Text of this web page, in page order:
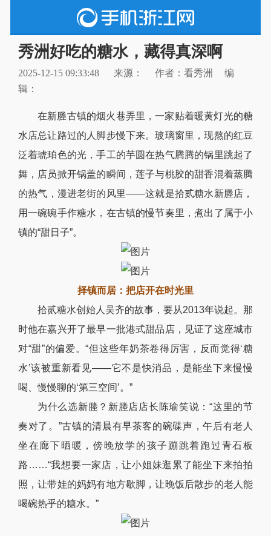
秀洲好吃的糖水，藏得真深啊
2025-12-15 09:33:48 来源： 作者：看秀洲
编
辑：
在新塍古镇的烟火巷弄里，一家贴着暖黄灯光的糖
水店总让路过的人脚步慢下来。玻璃窗里，现熬的红豆
泛着琥珀色的光，手工的芋圆在热气腾腾的锅里跳起了
舞，店员掀开锅盖的瞬间，莲子与桃胶的甜香混着蒸腾
的热气，漫进老街的风里——这就是拾贰糖水新塍店，
用一碗碗手作糖水，在古镇的慢节奏里，煮出了属于小
镇的“甜日子”。
择镇而居：把店开在时光里
拾贰糖水创始人吴齐的故事，要从2013年说起。那
时他在嘉兴开了最早一批港式甜品店，见证了这座城市
对“甜”的偏爱。“但这些年奶茶卷得厉害，反而觉得‘糖
水’该被重新看见——它不是快消品，是能坐下来慢慢
喝、慢慢聊的‘第三空间’。”
为什么选新塍？新塍店店长陈瑜笑说：“这里的节
奏对了。”古镇的清晨有早茶客的碗碟声，午后有老人
坐在廊下晒暖，傍晚放学的孩子蹦跳着跑过青石板
路……“我想要一家店，让小姐妹逛累了能坐下来拍拍
照，让带娃的妈妈有地方歇脚，让晚饭后散步的老人能
喝碗热乎的糖水。”